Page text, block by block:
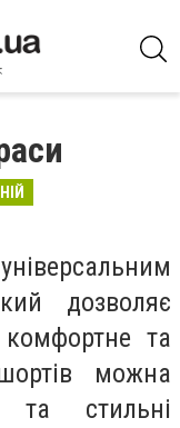
дозволяє
та
можна
та стильні